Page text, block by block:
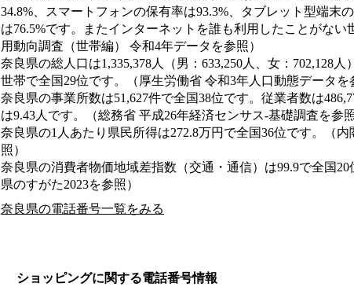
34.8%、スマートフォンの保有率は93.3%、タブレット型端末
は76.5%です。またインターネットを誰も利用したことがない
用動向調査（世帯編） 令和4年データを参照）
奈良県の総人口は1,335,378人（男：633,250人、女：702,128
世帯で全国29位です。（厚生労働省 令和3年人口動態データを
奈良県の事業所数は51,627件で全国38位です。従業者数は
は9.43人です。（総務省 平成26年経済センサス‐基礎調査を参照
奈良県の1人あたり県民所得は272.8万円で全国36位です。（
照）
奈良県の消費者物価地域差指数（交通・通信）は99.9で全国
県のすがた2023を参照）
奈良県の電話番号一覧をみる
ショッピングに関する電話番号情報